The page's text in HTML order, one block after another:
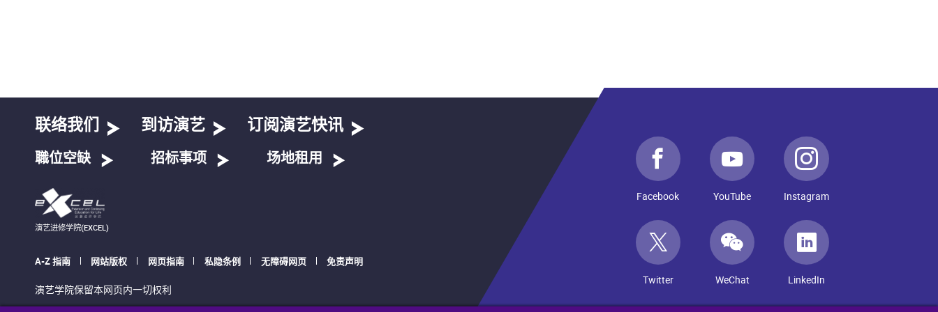
联络我们 到访演艺 订阅演艺快讯
職位空缺 招标事项 场地租用
演艺进修学院(EXCEL)
A-Z 指南 网站版权 网页指南 私隐条例 无障碍网页 免责声明
演艺学院保留本网页内一切权利
Facebook YouTube Instagram
Twitter WeChat LinkedIn